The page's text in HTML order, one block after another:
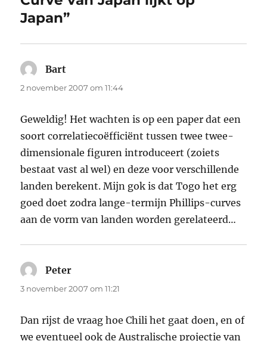
Japan”
Bart
2 november 2007 om 11:44
Geweldig! Het wachten is op een paper dat een
soort correlatiecoëfficiënt tussen twee twee-
dimensionale figuren introduceert (zoiets
bestaat vast al wel) en deze voor verschillende
landen berekent. Mijn gok is dat Togo het erg
goed doet zodra lange-termijn Phillips-curves
aan de vorm van landen worden gerelateerd…
Peter
3 november 2007 om 11:21
Dan rijst de vraag hoe Chili het gaat doen, en of
we eventueel ook de Australische projectie van